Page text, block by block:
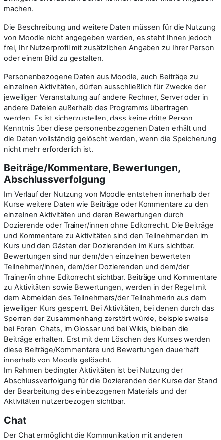
machen.
Die Beschreibung und weitere Daten müssen für die Nutzung
von Moodle nicht angegeben werden, es steht Ihnen jedoch
frei, Ihr Nutzerprofil mit zusätzlichen Angaben zu Ihrer Person
oder einem Bild zu gestalten.
Personenbezogene Daten aus Moodle, auch Beiträge zu
einzelnen Aktivitäten, dürfen ausschließlich für Zwecke der
jeweiligen Veranstaltung auf andere Rechner, Server oder in
andere Dateien außerhalb des Programms übertragen
werden. Es ist sicherzustellen, dass keine dritte Person
Kenntnis über diese personenbezogenen Daten erhält und
die Daten vollständig gelöscht werden, wenn die Speicherung
nicht mehr erforderlich ist.
Beiträge/Kommentare, Bewertungen,
Abschlussverfolgung
Im Verlauf der Nutzung von Moodle entstehen innerhalb der
Kurse weitere Daten wie Beiträge oder Kommentare zu den
einzelnen Aktivitäten und deren Bewertungen durch
Dozierende oder Trainer/innen ohne Editorrecht. Die Beiträge
und Kommentare zu Aktivitäten sind den Teilnehmenden im
Kurs und den Gästen der Dozierenden im Kurs sichtbar.
Bewertungen sind nur dem/den einzelnen bewerteten
Teilnehmer/innen, dem/der Dozierenden und dem/der
Trainer/in ohne Editorrecht sichtbar. Beiträge und Kommentare
zu Aktivitäten sowie Bewertungen, werden in der Regel mit
dem Abmelden des Teilnehmers/der Teilnehmerin aus dem
jeweiligen Kurs gesperrt. Bei Aktivitäten, bei denen durch das
Sperren der Zusammenhang zerstört würde, beispielsweise
bei Foren, Chats, im Glossar und bei Wikis, bleiben die
Beiträge erhalten. Erst mit dem Löschen des Kurses werden
diese Beiträge/Kommentare und Bewertungen dauerhaft
innerhalb von Moodle gelöscht.
Im Rahmen bedingter Aktivitäten ist bei Nutzung der
Abschlussverfolgung für die Dozierenden der Kurse der Stand
der Bearbeitung des einbezogenen Materials und der
Aktivitäten nutzerbezogen sichtbar.
Chat
Der Chat ermöglicht die Kommunikation mit anderen